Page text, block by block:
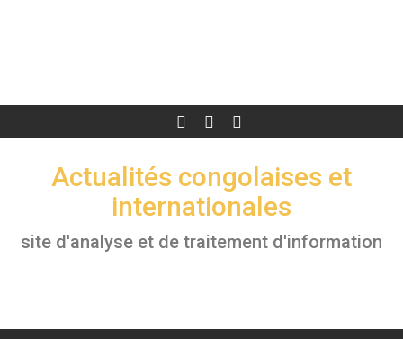
Actualités congolaises et
internationales
site d'analyse et de traitement d'information